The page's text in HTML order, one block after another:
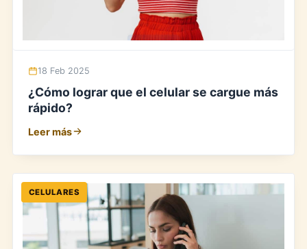
18 Feb 2025
¿Cómo lograr que el celular se cargue más
rápido?
Leer más
CELULARES